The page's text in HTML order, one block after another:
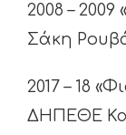
2008 –
Σάκη
2017 – 18
ΔΗΠΕΘΕ